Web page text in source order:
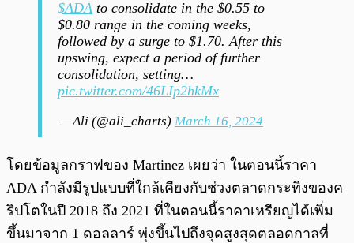
$ADA to consolidate in the $0.55 to
$0.80 range in the coming weeks,
followed by a surge to $1.70. After this
upswing, expect a period of further
consolidation, setting…
pic.twitter.com/46LIp2hkMx
— Ali (@ali_charts) March 16, 2024
โดยข้อมูลกราฟของ Martinez เผยว่า ในตอนนี้ราคา
ADA กำลังมีรูปแบบที่ใกล้เคียงกับช่วงตลาดกระทิงของค
ริปโตในปี 2018 ถึง 2021 ที่ในตอนนี้ราคาเหรียญได้เพิ่ม
ขึ้นมาจาก 1 ดอลลาร์ พุ่งขึ้นไปถึงจุดสูงสุดตลอดกาลที่